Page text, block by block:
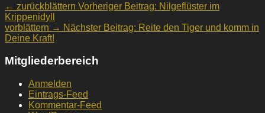
← zurückblättern Vorheriger Beitrag: Nilgeflüster im
Krippenidyll
vorblättern → Nächster Beitrag: Reite den Tiger und komm in
Deine Kraft!
Mitgliederbereich
Anmelden
Eintrags-Feed
Kommentar-Feed